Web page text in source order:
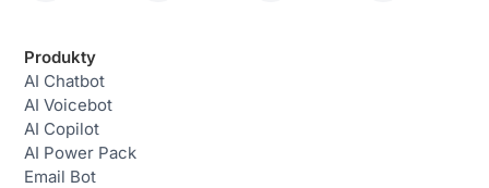
Produkty
AI Chatbot
AI Voicebot
AI Copilot
AI Power Pack
Email Bot